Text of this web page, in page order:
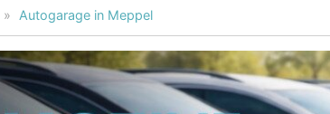
Autogarage in Meppel